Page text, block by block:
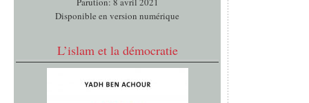
Disponible en version numérique
L’islam et la démocratie